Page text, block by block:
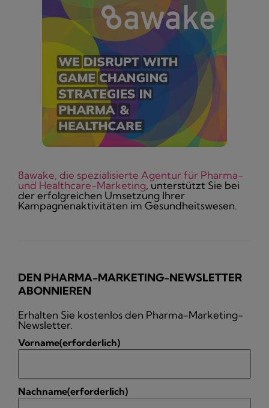
8awake, die spezialisierte Agentur für Pharma-
und Healthcare-Marketing, unterstützt Sie bei
der erfolgreichen Umsetzung Ihrer
Kampagnenaktivitäten im Gesundheitswesen.
DEN PHARMA-MARKETING-NEWSLETTER
ABONNIEREN
Erhalten Sie kostenlos den Pharma-Marketing-
Newsletter.
Vorname(erforderlich)
Nachname(erforderlich)